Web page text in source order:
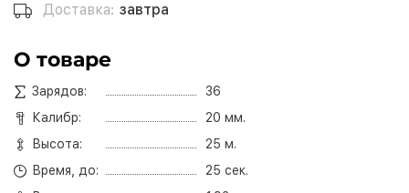
Доставка: завтра
О товаре
Зарядов:
36
Калибр:
20 мм.
Высота:
25 м.
Время, до:
25 сек.